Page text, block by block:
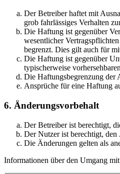
Der Betreiber haftet mit
grob fahrlässiges Verhalten
Die Haftung ist gegenüber
wesentlicher
begrenzt. Dies gilt auch für
Die Haftung ist gegenüber
typischerweise
Die Haftungsbegrenzung der
Ansprüche für eine Haftung
6. Änderungsvorbehalt
Der Betreiber ist berechtigt,
Der Nutzer ist berechtigt, den
Die Änderungen gelten als
Informationen über den Umgang